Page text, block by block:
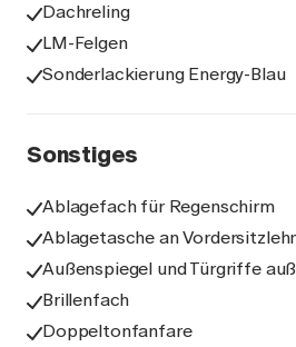
Dachreling
LM-Felgen
Sonderlackierung Energy-Blau
Sonstiges
Ablagefach für Regenschirm
Ablagetasche an
Außenspiegel und Türgriffe
Brillenfach
Doppeltonfanfare